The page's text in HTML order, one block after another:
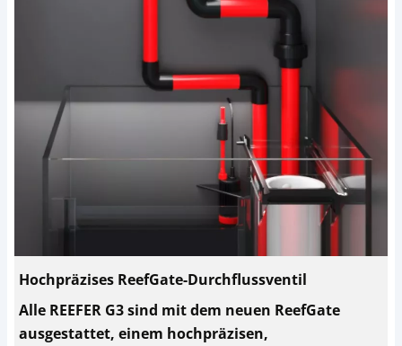
Hochpräzises ReefGate-Durchflussventil
Alle REEFER G3 sind mit dem neuen ReefGate
ausgestattet, einem hochpräzisen,